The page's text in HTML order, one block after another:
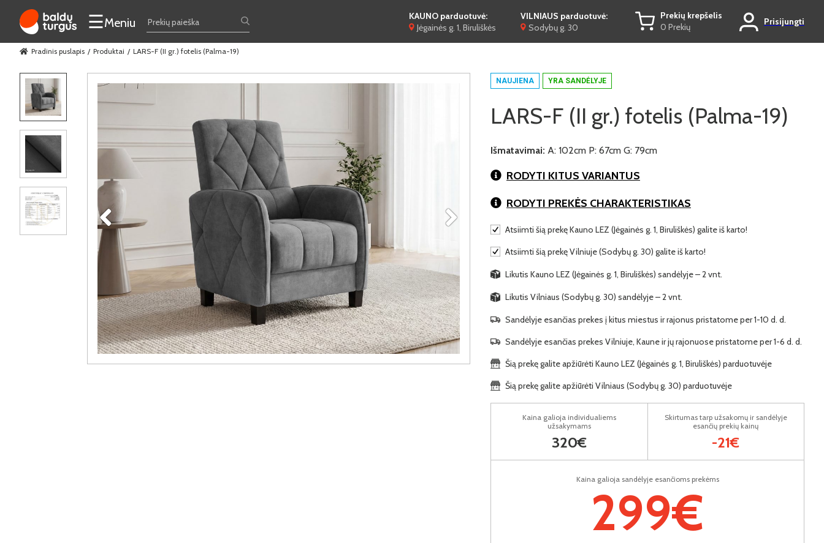
☰Meniu
KAUNO parduotuvė:
Jėgainės g. 1, Biruliškės
VILNIAUS parduotuvė:
Sodybų g. 30
Prekių krepšelis
0 Prekių
Prisijungti
Pradinis puslapis Produktai LARS-F (II gr.) fotelis (Palma-19)
NAUJIENA YRA SANDĖLYJE
LARS-F (II gr.) fotelis (Palma-19)
Išmatavimai: A: 102cm P: 67cm G: 79cm
RODYTI KITUS VARIANTUS
RODYTI PREKĖS CHARAKTERISTIKAS
Atsiimti šią prekę Kauno LEZ (Jėgainės g. 1, Biruliškės) galite iš karto!
Atsiimti šią prekę Vilniuje (Sodybų g. 30) galite iš karto!
Likutis Kauno LEZ (Jėgainės g. 1, Biruliškės) sandėlyje – 2 vnt.
Likutis Vilniaus (Sodybų g. 30) sandėlyje – 2 vnt.
Sandėlyje esančias prekes į kitus miestus ir rajonus pristatome per 1-10 d. d.
Sandėlyje esančias prekes Vilniuje, Kaune ir jų rajonuose pristatome per 1-6 d. d.
Šią prekę galite apžiūrėti Kauno LEZ (Jėgainės g. 1, Biruliškės) parduotuvėje
Šią prekę galite apžiūrėti Vilniaus (Sodybų g. 30) parduotuvėje
Kaina galioja sandėlyje esančioms prekėms
299€
Kaina galioja individualiems
užsakymams
320€
Skirtumas tarp užsakomų ir sandėlyje
esančių prekių kainų
-21€